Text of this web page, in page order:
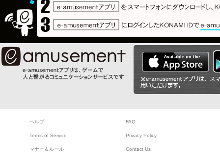
ヘルプ FAQ
Terms of Service Privacy Policy
マナー＆ルール Contact Us